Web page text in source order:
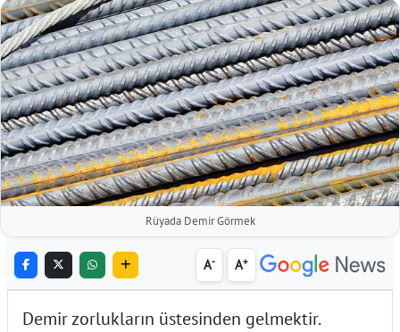
Rüyada Demir Görmek
A- A+
Demir zorlukların üstesinden gelmektir.